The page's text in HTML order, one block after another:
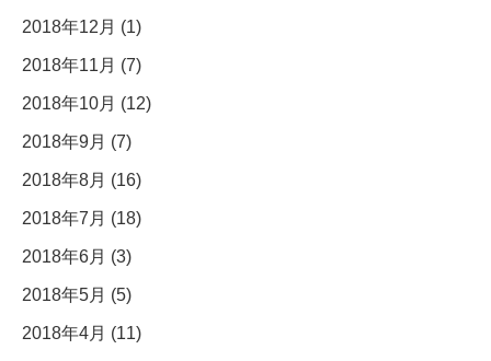
2018年12月 (1)
2018年11月 (7)
2018年10月 (12)
2018年9月 (7)
2018年8月 (16)
2018年7月 (18)
2018年6月 (3)
2018年5月 (5)
2018年4月 (11)